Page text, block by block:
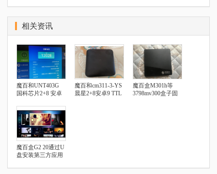
相关资讯
魔百和UNT403G
国科芯片2+8 安卓
教程
魔百和cm311-3-YS
晨星2+8安卓9 TTL
魔百盒M301h等
3798mv300盒子固
魔百盒G2 20通过U
盘安装第三方应用